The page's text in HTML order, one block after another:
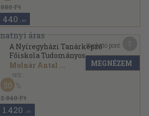
880 Ft
440 ,-Ft
A Nyíregyházi Tanárképző
Főiskola Tudományos
Közleményei 4.
Molnár Antal ...
1972
Varrott papírkötés
Acta Academiae Pedagogicae Nyíregyháziensis
sorozat
2.840 Ft
50
1.420 ,-Ft
Kapható pont:
MEGNÉZEM